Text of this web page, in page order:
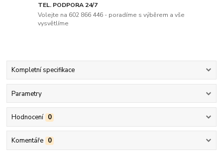
TEL. PODPORA 24/7
Volejte na 602 866 446 - poradíme s výběrem a vše
vysvětlíme
Kompletní specifikace
Parametry
Hodnocení 0
Komentáře 0